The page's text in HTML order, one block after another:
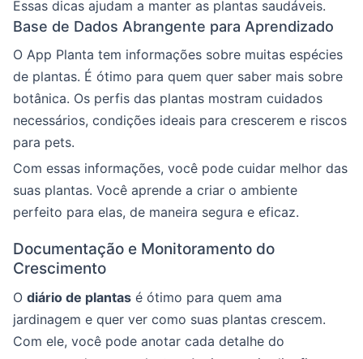
Essas dicas ajudam a manter as plantas saudáveis.
Base de Dados Abrangente para Aprendizado
O App Planta tem informações sobre muitas espécies
de plantas. É ótimo para quem quer saber mais sobre
botânica. Os perfis das plantas mostram cuidados
necessários, condições ideais para crescerem e riscos
para pets.
Com essas informações, você pode cuidar melhor das
suas plantas. Você aprende a criar o ambiente
perfeito para elas, de maneira segura e eficaz.
Documentação e Monitoramento do
Crescimento
O diário de plantas é ótimo para quem ama
jardinagem e quer ver como suas plantas crescem.
Com ele, você pode anotar cada detalhe do